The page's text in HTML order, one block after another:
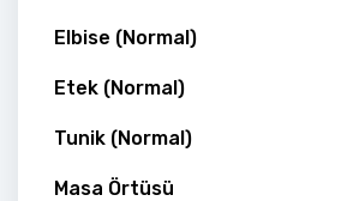
Elbise (Normal)
Etek (Normal)
Tunik (Normal)
Masa Örtüsü